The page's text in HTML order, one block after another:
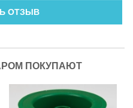
ОТЗЫВ
ПОКУПАЮТ